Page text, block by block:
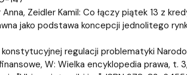
Zeidler Kamil: Co łączy piątek 13 z
jako podstawa koncepcji jednolitego
regulacji problematyki
W: Wielka encyklopedia prawa, t.